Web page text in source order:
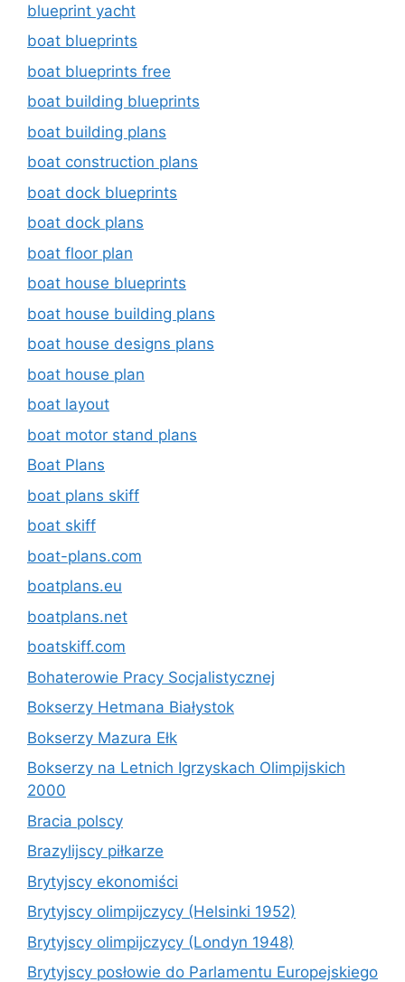
blueprint yacht
boat blueprints
boat blueprints free
boat building blueprints
boat building plans
boat construction plans
boat dock blueprints
boat dock plans
boat floor plan
boat house blueprints
boat house building plans
boat house designs plans
boat house plan
boat layout
boat motor stand plans
Boat Plans
boat plans skiff
boat skiff
boat-plans.com
boatplans.eu
boatplans.net
boatskiff.com
Bohaterowie Pracy Socjalistycznej
Bokserzy Hetmana Białystok
Bokserzy Mazura Ełk
Bokserzy na Letnich Igrzyskach Olimpijskich
2000
Bracia polscy
Brazylijscy piłkarze
Brytyjscy ekonomiści
Brytyjscy olimpijczycy (Helsinki 1952)
Brytyjscy olimpijczycy (Londyn 1948)
Brytyjscy posłowie do Parlamentu Europejskiego